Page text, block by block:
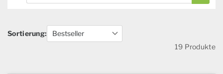
Sortierung:
19 Produkte